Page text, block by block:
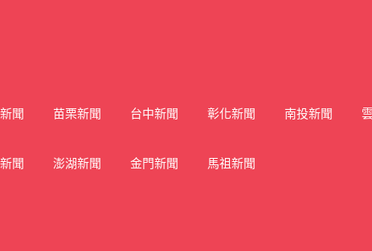
聞 苗栗新聞 台中新聞 彰化新聞 南投新聞
聞 澎湖新聞 金門新聞 馬祖新聞